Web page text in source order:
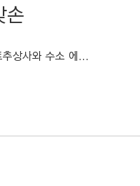
손
상사와 수소 에...